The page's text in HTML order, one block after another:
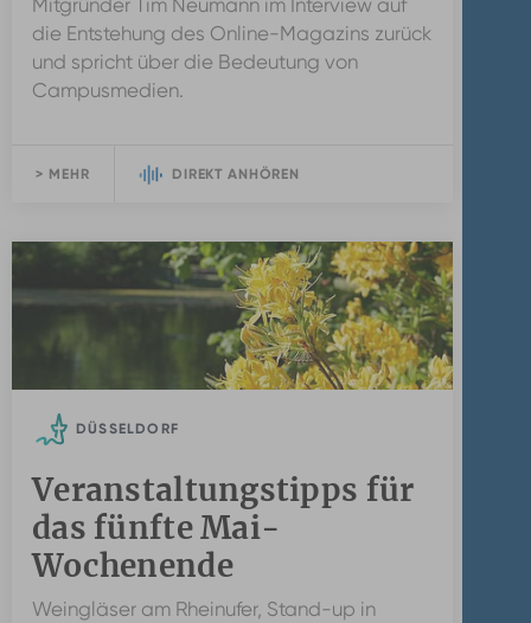
die Entstehung des Online-Magazins zurück
und spricht über die Bedeutung von
Campusmedien.
> MEHR DIREKT ANHÖREN
DÜSSELDORF
Veranstaltungstipps für
das fünfte Mai-
Wochenende
Weingläser am Rheinufer, Stand-up in